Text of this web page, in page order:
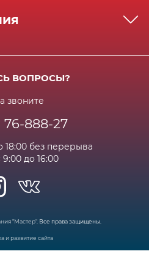
ВОПРОСЫ?
звоните
76-888-27
без перерыва
до 16:00
"Мастер". Все права защищены.
и развитие сайта